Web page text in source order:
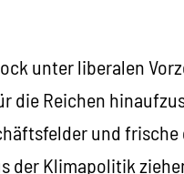
unter liberalen
die Reichen
und
der Klimapolitik